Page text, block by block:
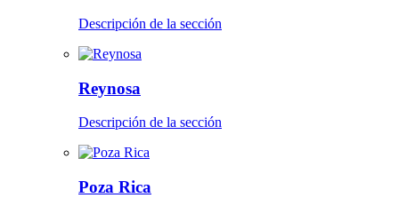
Descripción de la sección
Reynosa
Descripción de la sección
Poza Rica